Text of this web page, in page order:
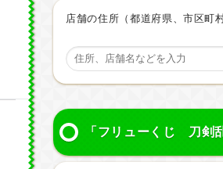
店舗の住所（都道府県、市区町
「フリューくじ 刀剣